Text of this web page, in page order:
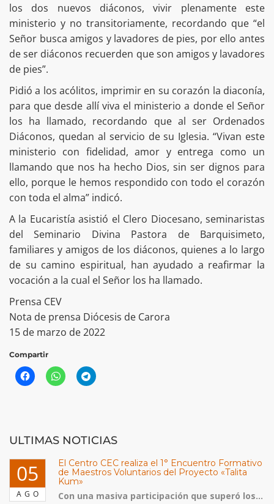
los dos nuevos diáconos, vivir plenamente este
ministerio y no transitoriamente, recordando que “el
Señor busca amigos y lavadores de pies, por ello antes
de ser diáconos recuerden que son amigos y lavadores
de pies”.
Pidió a los acólitos, imprimir en su corazón la diaconía,
para que desde allí viva el ministerio a donde el Señor
los ha llamado, recordando que al ser Ordenados
Diáconos, quedan al servicio de su Iglesia. “Vivan este
ministerio con fidelidad, amor y entrega como un
llamando que nos ha hecho Dios, sin ser dignos para
ello, porque le hemos respondido con todo el corazón
con toda el alma” indicó.
A la Eucaristía asistió el Clero Diocesano, seminaristas
del Seminario Divina Pastora de Barquisimeto,
familiares y amigos de los diáconos, quienes a lo largo
de su camino espiritual, han ayudado a reafirmar la
vocación a la cual el Señor los ha llamado.
Prensa CEV
Nota de prensa Diócesis de Carora
15 de marzo de 2022
Compartir
ULTIMAS NOTICIAS
05
AGO
El Centro CEC realiza el 1° Encuentro Formativo
de Maestros Voluntarios del Proyecto «Talita
Kum»
Con una masiva participación que superó los...